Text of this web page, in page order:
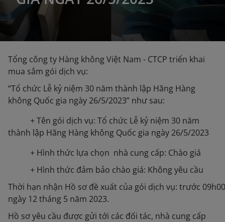
Tổng công ty Hàng không Việt Nam - CTCP triển khai
mua sắm gói dịch vụ:
“Tổ chức Lễ kỷ niệm 30 năm thành lập Hãng Hàng
không Quốc gia ngày 26/5/2023” như sau:
+ Tên gói dịch vụ: Tổ chức Lễ kỷ niệm 30 năm
thành lập Hãng Hàng không Quốc gia ngày 26/5/2023
+ Hình thức lựa chọn nhà cung cấp: Chào giá
+ Hình thức đảm bảo chào giá: Không yêu cầu
Thời hạn nhận Hồ sơ đề xuất của gói dịch vụ: trước 09h00
ngày 12 tháng 5 năm 2023.
Hồ sơ yêu cầu được gửi tới các đối tác, nhà cung cấp